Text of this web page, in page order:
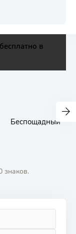
в
Беспощадный
знаков.